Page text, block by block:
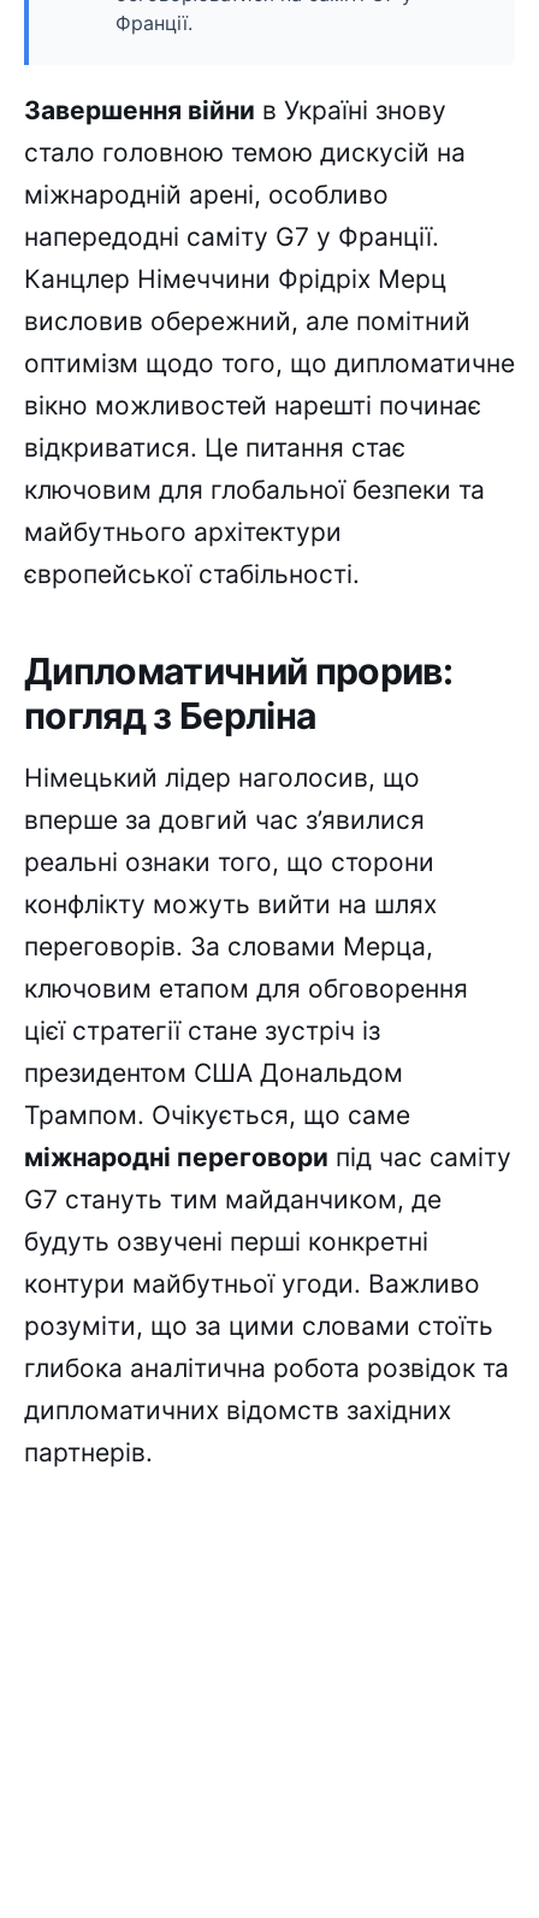
Франції.
Завершення війни в Україні знову
стало головною темою дискусій на
міжнародній арені, особливо
напередодні саміту G7 у Франції.
Канцлер Німеччини Фрідріх Мерц
висловив обережний, але помітний
оптимізм щодо того, що дипломатичне
вікно можливостей нарешті починає
відкриватися. Це питання стає
ключовим для глобальної безпеки та
майбутнього архітектури
європейської стабільності.
Дипломатичний прорив:
погляд з Берліна
Німецький лідер наголосив, що
вперше за довгий час з’явилися
реальні ознаки того, що сторони
конфлікту можуть вийти на шлях
переговорів. За словами Мерца,
ключовим етапом для обговорення
цієї стратегії стане зустріч із
президентом США Дональдом
Трампом. Очікується, що саме
міжнародні переговори під час саміту
G7 стануть тим майданчиком, де
будуть озвучені перші конкретні
контури майбутньої угоди. Важливо
розуміти, що за цими словами стоїть
глибока аналітична робота розвідок та
дипломатичних відомств західних
партнерів.